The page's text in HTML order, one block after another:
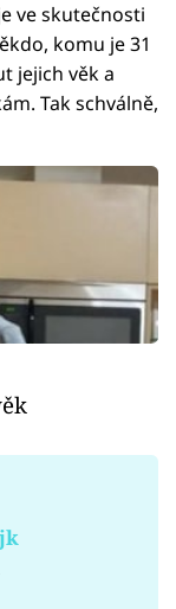
ve skutečnosti
komu je 31
jejich věk a
Tak schválně,